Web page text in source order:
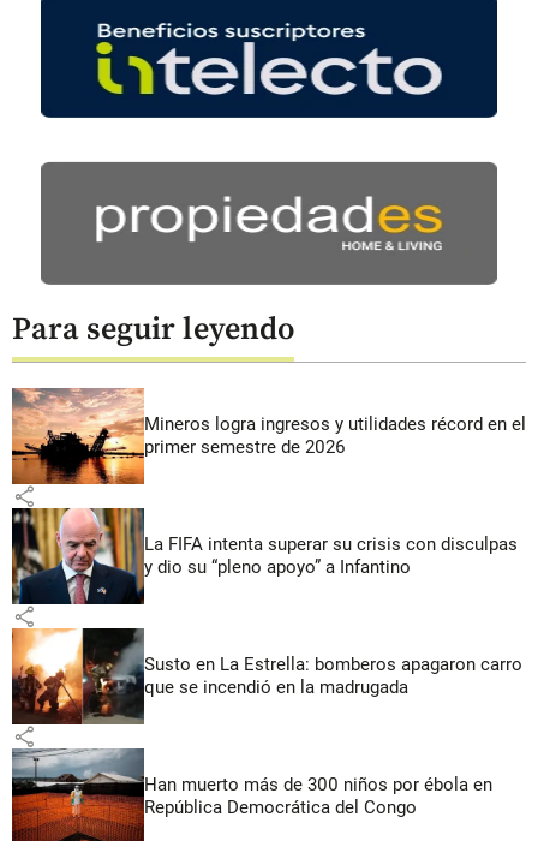
Para seguir leyendo
Mineros logra ingresos y utilidades récord en el
primer semestre de 2026
share
La FIFA intenta superar su crisis con disculpas
y dio su “pleno apoyo” a Infantino
share
Susto en La Estrella: bomberos apagaron carro
que se incendió en la madrugada
share
Han muerto más de 300 niños por ébola en
República Democrática del Congo